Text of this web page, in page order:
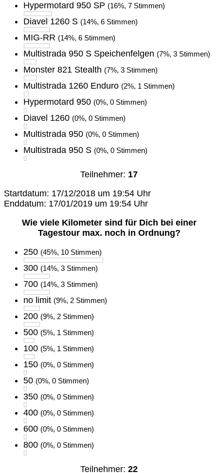
Hypermotard 950 SP (16%, 7 Stimmen)
Diavel 1260 S (14%, 6 Stimmen)
MIG-RR (14%, 6 Stimmen)
Multistrada 950 S Speichenfelgen (7%, 3 Stimmen)
Monster 821 Stealth (7%, 3 Stimmen)
Multistrada 1260 Enduro (2%, 1 Stimmen)
Hypermotard 950 (0%, 0 Stimmen)
Diavel 1260 (0%, 0 Stimmen)
Multistrada 950 (0%, 0 Stimmen)
Multistrada 950 S (0%, 0 Stimmen)
Teilnehmer: 17
Startdatum: 17/12/2018 um 19:54 Uhr
Enddatum: 17/01/2019 um 19:54 Uhr
Wie viele Kilometer sind für Dich bei einer
Tagestour max. noch in Ordnung?
250 (45%, 10 Stimmen)
300 (14%, 3 Stimmen)
700 (14%, 3 Stimmen)
no limit (9%, 2 Stimmen)
200 (9%, 2 Stimmen)
500 (5%, 1 Stimmen)
100 (5%, 1 Stimmen)
150 (0%, 0 Stimmen)
50 (0%, 0 Stimmen)
350 (0%, 0 Stimmen)
400 (0%, 0 Stimmen)
600 (0%, 0 Stimmen)
800 (0%, 0 Stimmen)
Teilnehmer: 22